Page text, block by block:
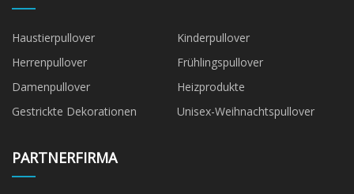
Haustierpullover
Kinderpullover
Herrenpullover
Frühlingspullover
Damenpullover
Heizprodukte
Gestrickte Dekorationen
Unisex-Weihnachtspullover
PARTNERFIRMA